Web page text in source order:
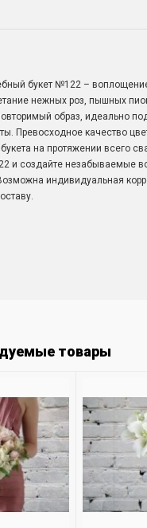
букет №122 –
нежных роз, пышных
образ, идеально
Превосходное качество
на протяжении всего
и создайте незабываемые
индивидуальная
товары